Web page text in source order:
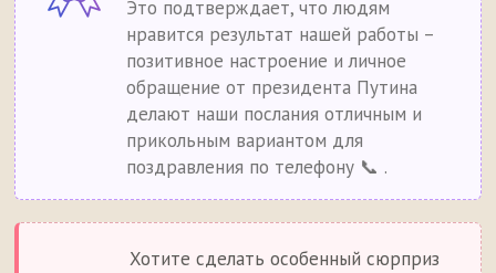
Это подтверждает, что людям
нравится результат нашей работы –
позитивное настроение и личное
обращение от президента Путина
делают наши послания отличным и
прикольным вариантом для
поздравления по телефону 📞 .
Хотите сделать особенный сюрприз